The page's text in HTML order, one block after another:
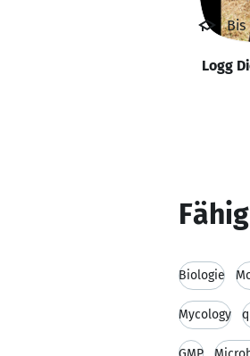
Bis
Logg
Biologie
Mycology